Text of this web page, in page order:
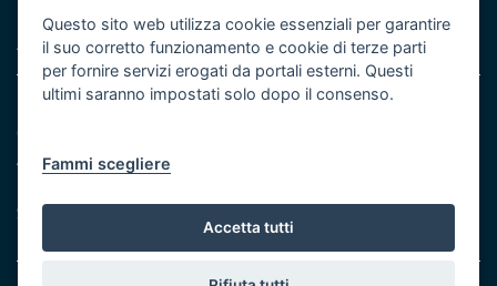
Iniziativa finanziata con risorse del POR Puglia 2014/2020 -
Asse XI
Note legali
Cookie e privacy
Atti di notifica
Servizi Intranet
Questo sito web utilizza cookie essenziali per garantire
il suo corretto funzionamento e cookie di terze parti
per fornire servizi erogati da portali esterni. Questi
ultimi saranno impostati solo dopo il consenso.
Fammi scegliere
Accetta tutti